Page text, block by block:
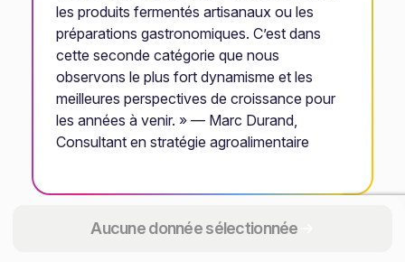
Aucune donnée sélectionnée
les produits fermentés artisanaux ou les
préparations gastronomiques. C’est dans
cette seconde catégorie que nous
observons le plus fort dynamisme et les
meilleures perspectives de croissance pour
les années à venir. » — Marc Durand,
Consultant en stratégie agroalimentaire
En conclusion, le secteur de la transformation des